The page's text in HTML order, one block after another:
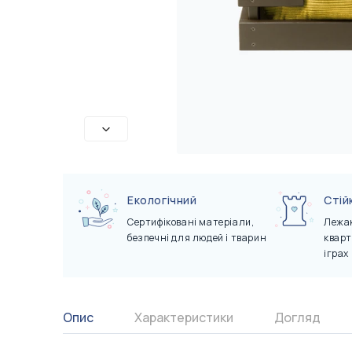
Екологічний
Сертифіковані матеріали,
безпечні для людей і тварин
іграх
Опис Характеристики Догляд